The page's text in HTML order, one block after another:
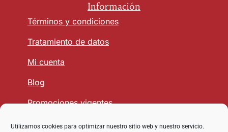
Utilizamos cookies para optimizar nuestro sitio web y nuestro servicio.
Información
Términos y condiciones
Tratamiento de datos
Mi cuenta
Blog
Promociones vigentes
Seguridad y Confianza